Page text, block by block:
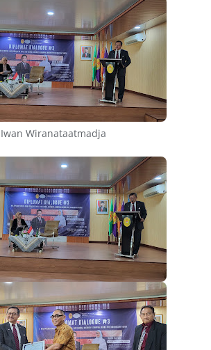
Iwan Wiranataatmadja